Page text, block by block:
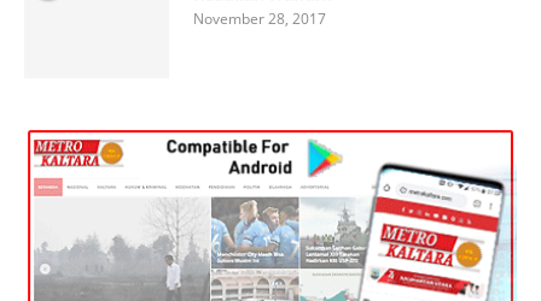
November 28, 2017